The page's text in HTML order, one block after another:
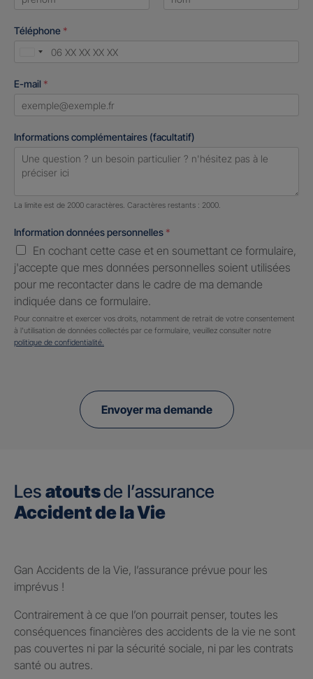
Téléphone *
United
+1
E-mail *
Informations complémentaires (facultatif)
Nombre de caractères restants :2000 caractères restants
La limite est de 2000 caractères. Caractères restants : 2000.
Information données personnelles *
En cochant cette case et en soumettant ce formulaire,
j'accepte que mes données personnelles soient utilisées
pour me recontacter dans le cadre de ma demande
indiquée dans ce formulaire.
Pour connaitre et exercer vos droits, notamment de retrait de votre consentement
à l'utilisation de données collectés par ce formulaire, veuillez consulter notre
politique de confidentialité.
Envoyer ma demande
Les atoutsde l’assurance
Accident de la Vie
Gan Accidents de la Vie, l’assurance prévue pour les
imprévus !
Contrairement à ce que l’on pourrait penser, toutes les
conséquences financières des accidents de la vie ne sont
pas couvertes ni par la sécurité sociale, ni par les contrats
santé ou autres.